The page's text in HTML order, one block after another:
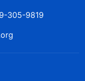
305-9819